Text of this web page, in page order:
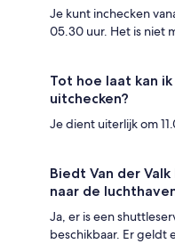
Je kunt inchecken
05.30 uur. Het is niet
Tot hoe laat kan
uitchecken?
Je dient uiterlijk om
Biedt Van der
naar de
Ja, er is een
beschikbaar. Er geldt